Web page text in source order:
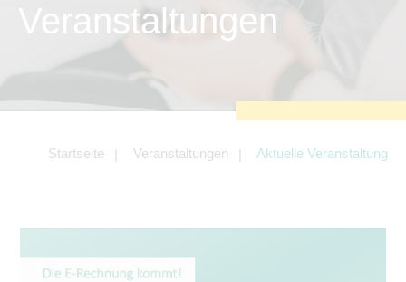
Veranstaltungen
Startseite Veranstaltungen Aktuelle Veranstaltung
Tracking- und Targeting-Cookies
Angebotes einschließlich der
Angeboten von z.B. Facebook und
LinkedIn.